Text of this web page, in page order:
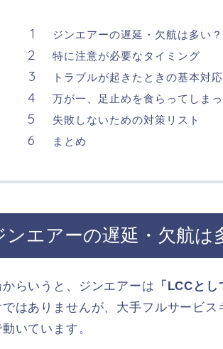
ジンエアーの遅延・欠航は多い
特に注意が必要なタイミング
トラブルが起きたときの基本対応
万が一、足止めを食らってしま
失敗しないための対策リスト
まとめ
ンエアーの遅延・欠航
らいうと、ジンエアーは 「LCCと
はありませんが、大手フルサービ
いています。